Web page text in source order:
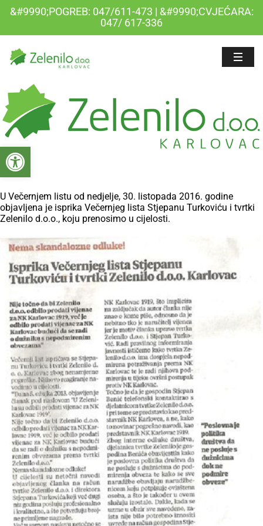
Open toolbar
&#9990;POGREB: 047/611-473 | &#9990;CVJEĆARA:
047/ 617-336
U Večernjem listu od nedjelje, 30. listopada 2016. godine
objavljena je isprika Večernjeg lista Stjepanu Turkoviću i tvrtki
Zelenilo d.o.o., koju prenosimo u cijelosti.